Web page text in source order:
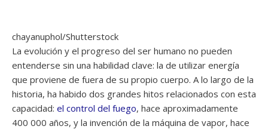
chayanuphol/Shutterstock
La evolución y el progreso del ser humano no pueden
entenderse sin una habilidad clave: la de utilizar energía
que proviene de fuera de su propio cuerpo. A lo largo de la
historia, ha habido dos grandes hitos relacionados con esta
capacidad: el control del fuego, hace aproximadamente
400 000 años, y la invención de la máquina de vapor, hace